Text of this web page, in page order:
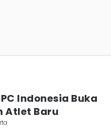
Indonesia Buka
Atlet Baru